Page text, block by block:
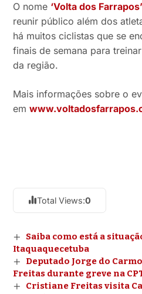
O nome ‘Volta dos Farrapos’
reunir público além dos
há muitos ciclistas que se
finais de semana para
da região.
Mais informações sobre o
em
Total Views:0
Saiba como está a
Itaquaquecetuba
Deputado Jorge do
Freitas durante greve na
Cristiane Freitas visita